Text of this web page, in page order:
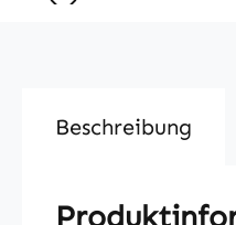
Beschreibung